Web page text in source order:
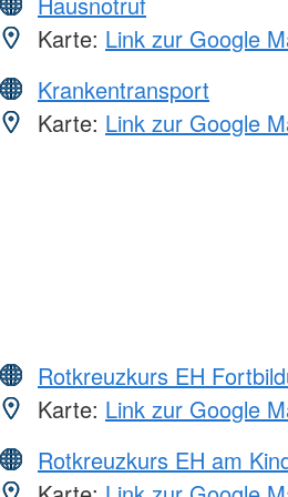
Karte: Link zur Google
Krankentransport
Karte: Link zur Google
Rotkreuzkurs EH
Karte: Link zur Google
Rotkreuzkurs EH am